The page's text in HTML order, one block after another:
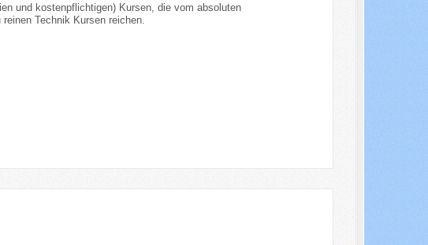
und kostenpflichtigen) Kursen, die vom absoluten
Technik Kursen reichen.